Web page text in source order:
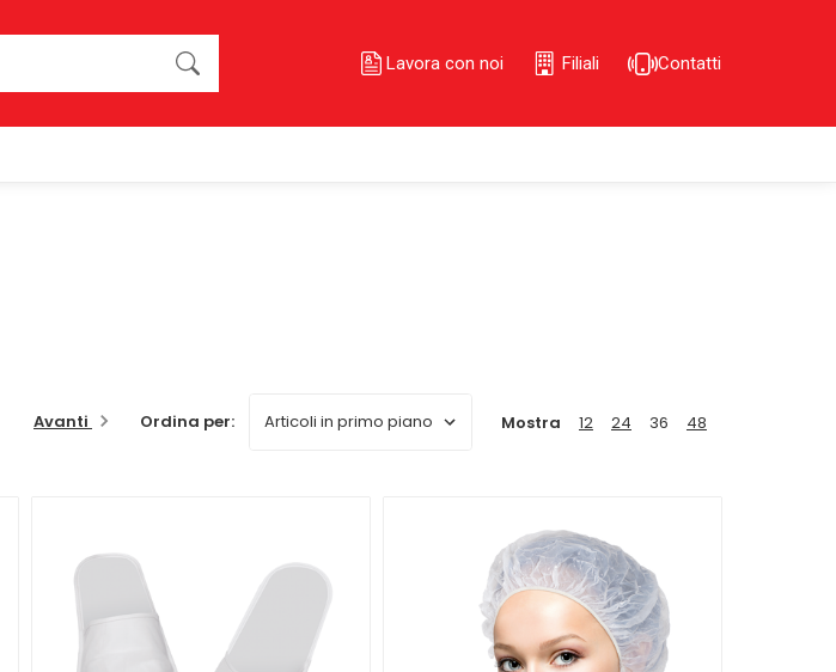
Lavora con noi Filiali Contatti
Avanti Ordina per: Mostra 12 24 36 48